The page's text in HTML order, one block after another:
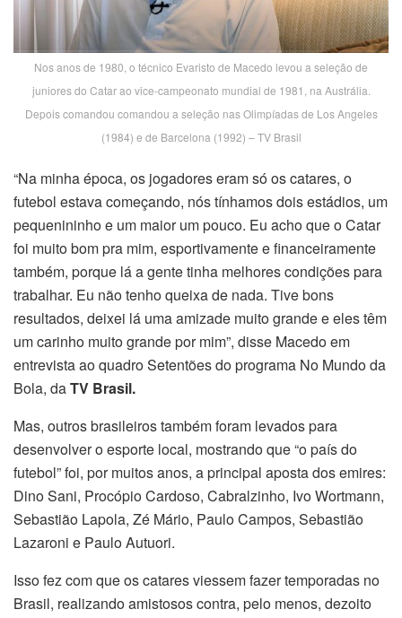
Nos anos de 1980, o técnico Evaristo de Macedo levou a seleção de
juniores do Catar ao vice-campeonato mundial de 1981, na Austrália.
Depois comandou comandou a seleção nas Olimpíadas de Los Angeles
(1984) e de Barcelona (1992) – TV Brasil
“Na minha época, os jogadores eram só os catares, o
futebol estava começando, nós tínhamos dois estádios, um
pequenininho e um maior um pouco. Eu acho que o Catar
foi muito bom pra mim, esportivamente e financeiramente
também, porque lá a gente tinha melhores condições para
trabalhar. Eu não tenho queixa de nada. Tive bons
resultados, deixei lá uma amizade muito grande e eles têm
um carinho muito grande por mim”, disse Macedo em
entrevista ao quadro Setentões do programa No Mundo da
Bola, daTV Brasil.
Mas, outros brasileiros também foram levados para
desenvolver o esporte local, mostrando que “o país do
futebol” foi, por muitos anos, a principal aposta dos emires:
Dino Sani, Procópio Cardoso, Cabralzinho, Ivo Wortmann,
Sebastião Lapola, Zé Mário, Paulo Campos, Sebastião
Lazaroni e Paulo Autuori.
Isso fez com que os catares viessem fazer temporadas no
Brasil, realizando amistosos contra, pelo menos, dezoito